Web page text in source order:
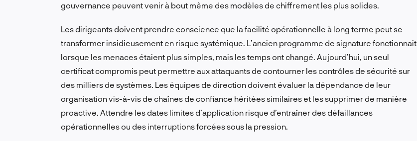
gouvernance peuvent venir à bout même des modèles de chiffrement les plus solides.
Les dirigeants doivent prendre conscience que la facilité opérationnelle à long terme peut se
transformer insidieusement en risque systémique. L’ancien programme de signature fonctionnait
lorsque les menaces étaient plus simples, mais les temps ont changé. Aujourd’hui, un seul
certificat compromis peut permettre aux attaquants de contourner les contrôles de sécurité sur
des milliers de systèmes. Les équipes de direction doivent évaluer la dépendance de leur
organisation vis-à-vis de chaînes de confiance héritées similaires et les supprimer de manière
proactive. Attendre les dates limites d’application risque d’entraîner des défaillances
opérationnelles ou des interruptions forcées sous la pression.